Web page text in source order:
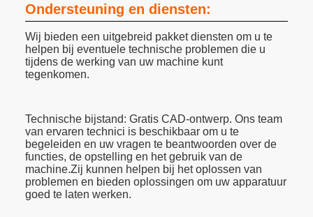
Ondersteuning en diensten:
Wij bieden een uitgebreid pakket diensten om u te
helpen bij eventuele technische problemen die u
tijdens de werking van uw machine kunt
tegenkomen.
Technische bijstand: Gratis CAD-ontwerp. Ons team
van ervaren technici is beschikbaar om u te
begeleiden en uw vragen te beantwoorden over de
functies, de opstelling en het gebruik van de
machine.Zij kunnen helpen bij het oplossen van
problemen en bieden oplossingen om uw apparatuur
goed te laten werken.